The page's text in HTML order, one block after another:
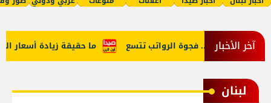
آخر الأخبار ما حقيقة زيادة أسعار والمواطن... فجوة الرواتب تتسع
لبنان